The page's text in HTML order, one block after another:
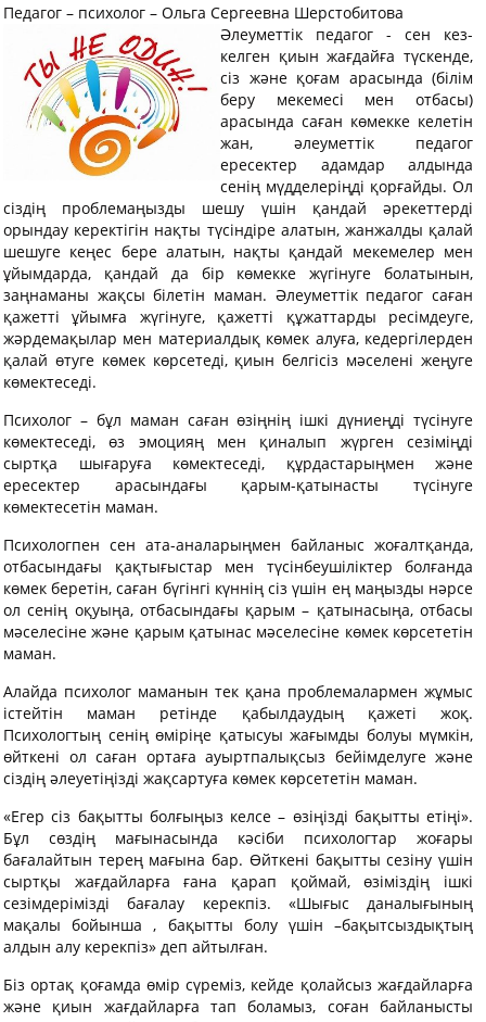
Педагог – психолог – Ольга Сергеевна Шерстобитова
Әлеуметтік педагог - сен кез-
келген қиын жағдайға түскенде,
сіз және қоғам арасында (білім
беру мекемесі мен отбасы)
арасында саған көмекке келетін
жан, әлеуметтік педагог
ересектер адамдар алдында
сенің мүдделеріңді қорғайды. Ол
сіздің проблемаңызды шешу үшін қандай әрекеттерді
орындау керектігін нақты түсіндіре алатын, жанжалды қалай
шешуге кеңес бере алатын, нақты қандай мекемелер мен
ұйымдарда, қандай да бір көмекке жүгінуге болатынын,
заңнаманы жақсы білетін маман. Әлеуметтік педагог саған
қажетті ұйымға жүгінуге, қажетті құжаттарды ресімдеуге,
жәрдемақылар мен материалдық көмек алуға, кедергілерден
қалай өтуге көмек көрсетеді, қиын белгісіз мәселені жеңуге
көмектеседі.
Психолог – бұл маман саған өзіңнің ішкі дүниеңді түсінуге
көмектеседі, өз эмоцияң мен қиналып жүрген сезіміңді
сыртқа шығаруға көмектеседі, құрдастарыңмен және
ересектер арасындағы қарым-қатынасты түсінуге
көмектесетін маман.
Психологпен сен ата-аналарыңмен байланыс жоғалтқанда,
отбасындағы қақтығыстар мен түсінбеушіліктер болғанда
көмек беретін, саған бүгінгі күннің сіз үшін ең маңызды нәрсе
ол сенің оқуыңа, отбасындағы қарым – қатынасыңа, отбасы
мәселесіне және қарым қатынас мәселесіне көмек көрсететін
маман.
Алайда психолог маманын тек қана проблемалармен жұмыс
істейтін маман ретінде қабылдаудың қажеті жоқ.
Психологтың сенің өміріңе қатысуы жағымды болуы мүмкін,
өйткені ол саған ортаға ауыртпалықсыз бейімделуге және
сіздің әлеуетіңізді жақсартуға көмек көрсететін маман.
«Егер сіз бақытты болғыңыз келсе – өзіңізді бақытты етіңі».
Бұл сөздің мағынасында кәсіби психологтар жоғары
бағалайтын терең мағына бар. Өйткені бақытты сезіну үшін
сыртқы жағдайларға ғана қарап қоймай, өзіміздің ішкі
сезімдерімізді бағалау керекпіз. «Шығыс даналығының
мақалы бойынша , бақытты болу үшін –бақытсыздықтың
алдын алу керекпіз» деп айтылған.
Біз ортақ қоғамда өмір сүреміз, кейде қолайсыз жағдайларға
және қиын жағдайларға тап боламыз, соған байланысты